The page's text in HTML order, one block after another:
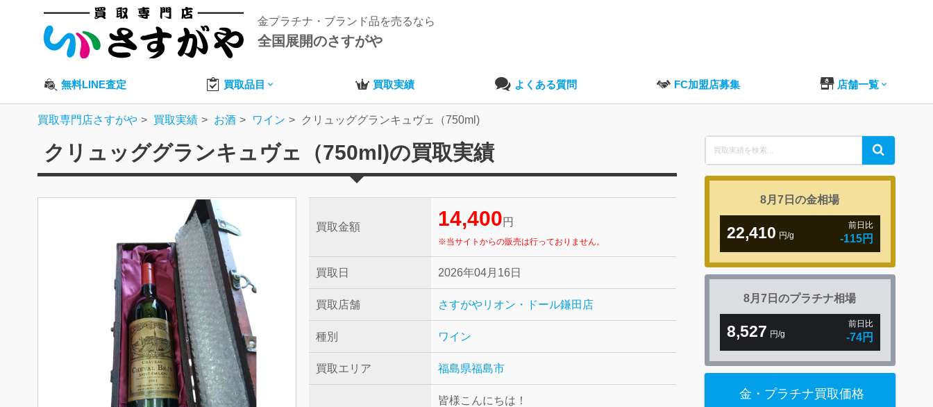
金プラチナ・ブランド品を売るなら
全国展開のさすがや
無料LINE査定 買取品目 買取実績 よくある質問 FC加盟店募集 店舗一覧
買取専門店さすがや 買取実績 お酒 ワイン クリュッググランキュヴェ（750ml)
クリュッググランキュヴェ（750ml)の買取実績
買取金額 14,400 円
※当サイトからの販売は行っておりません。
買取日 2026年04月16日
買取店舗 さすがやリオン・ドール鎌田店
種別 ワイン
買取エリア 福島県福島市
皆様こんにちは！
Search
for:
Search
8月7日の金相場
22,410 円/g
前日比
-115円
8月7日のプラチナ相場
8,527 円/g
前日比
-74円
金・プラチナ買取価格